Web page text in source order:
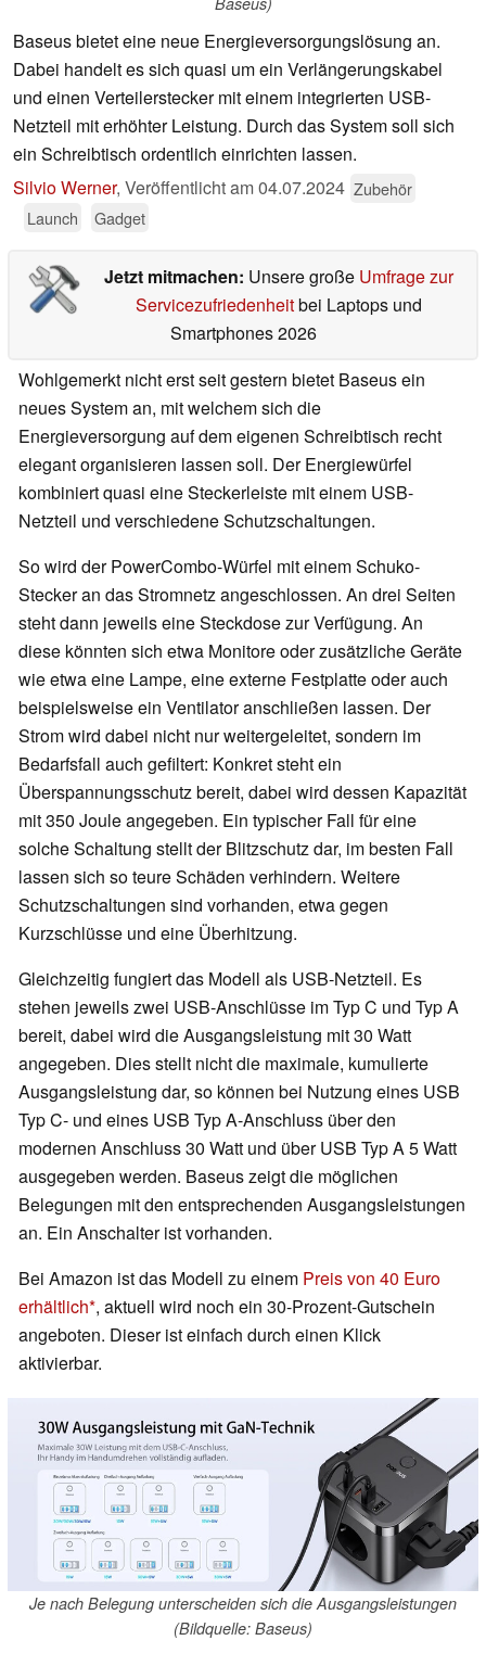
Baseus bietet eine neue Energieversorgungslösung an.
Dabei handelt es sich quasi um ein Verlängerungskabel
und einen Verteilerstecker mit einem integrierten USB-
Netzteil mit erhöhter Leistung. Durch das System soll sich
ein Schreibtisch ordentlich einrichten lassen.
Silvio Werner, Veröffentlicht am04.07.2024 Zubehör
Launch
Gadget
Jetzt mitmachen: Unsere große Umfrage zur
Servicezufriedenheitbei Laptops und
Smartphones 2026
Wohlgemerkt nicht erst seit gestern bietet Baseus ein
neues System an, mit welchem sich die
Energieversorgung auf dem eigenen Schreibtisch recht
elegant organisieren lassen soll. Der Energiewürfel
kombiniert quasi eine Steckerleiste mit einem USB-
Netzteil und verschiedene Schutzschaltungen.
So wird der PowerCombo-Würfel mit einem Schuko-
Stecker an das Stromnetz angeschlossen. An drei Seiten
steht dann jeweils eine Steckdose zur Verfügung. An
diese könnten sich etwa Monitore oder zusätzliche Geräte
wie etwa eine Lampe, eine externe Festplatte oder auch
beispielsweise ein Ventilator anschließen lassen. Der
Strom wird dabei nicht nur weitergeleitet, sondern im
Bedarfsfall auch gefiltert: Konkret steht ein
Überspannungsschutz bereit, dabei wird dessen Kapazität
mit 350 Joule angegeben. Ein typischer Fall für eine
solche Schaltung stellt der Blitzschutz dar, im besten Fall
lassen sich so teure Schäden verhindern. Weitere
Schutzschaltungen sind vorhanden, etwa gegen
Kurzschlüsse und eine Überhitzung.
Gleichzeitig fungiert das Modell als USB-Netzteil. Es
stehen jeweils zwei USB-Anschlüsse im Typ C und Typ A
bereit, dabei wird die Ausgangsleistung mit 30 Watt
angegeben. Dies stellt nicht die maximale, kumulierte
Ausgangsleistung dar, so können bei Nutzung eines USB
Typ C- und eines USB Typ A-Anschluss über den
modernen Anschluss 30 Watt und über USB Typ A 5 Watt
ausgegeben werden. Baseus zeigt die möglichen
Belegungen mit den entsprechenden Ausgangsleistungen
an. Ein Anschalter ist vorhanden.
Bei Amazon ist das Modell zu einem Preis von 40 Euro
erhältlich , aktuell wird noch ein 30-Prozent-Gutschein
angeboten. Dieser ist einfach durch einen Klick
aktivierbar.
Je nach Belegung unterscheiden sich die Ausgangsleistungen
(Bildquelle: Baseus)